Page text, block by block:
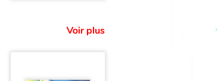
Voir plus